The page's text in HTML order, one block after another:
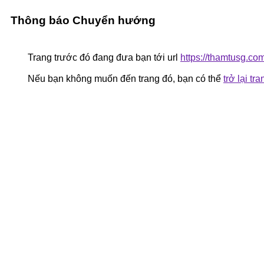
Thông báo Chuyển hướng
Trang trước đó đang đưa bạn tới url https://
Nếu bạn không muốn đến trang đó, bạn có thể trở lại